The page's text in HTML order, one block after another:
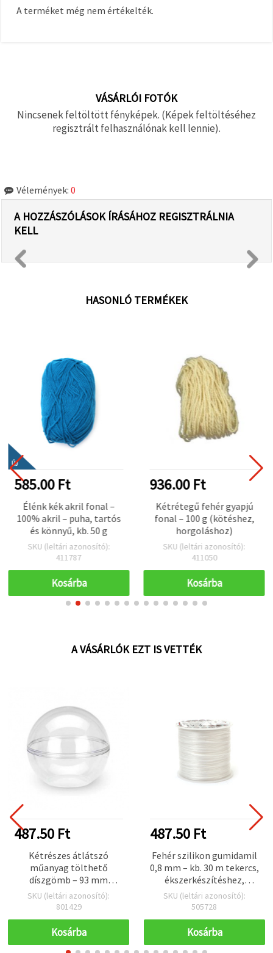
A terméket még nem értékelték.
VÁSÁRLÓI FOTÓK
Nincsenek feltöltött fényképek. (Képek feltöltéséhez
regisztrált felhasználónak kell lennie).
Vélemények: 0
A HOZZÁSZÓLÁSOK ÍRÁSÁHOZ REGISZTRÁLNIA
KELL
HASONLÓ TERMÉKEK
ÚJ
585.00 Ft
Élénk kék akril fonal –
100% akril – puha, tartós
és könnyű, kb. 50 g
SKU (leltári azonosító):
411787
Kosárba
936.00 Ft
Kétrétegű fehér gyapjú
fonal – 100 g (kötéshez,
horgoláshoz)
SKU (leltári azonosító):
411050
Kosárba
A VÁSÁRLÓK EZT IS VETTÉK
487.50 Ft
Kétrészes átlátszó
műanyag tölthető
díszgömb – 93 mm
átmérőjű, szétnyitható
gömb DIY kézműves és
karácsonyfa- és ünnepi
SKU (leltári azonosító):
801429
Kosárba
487.50 Ft
Fehér szilikon gumidamil
0,8 mm – kb. 30 m tekercs,
ékszerkészítéshez,
gyöngyfűzéshez és DIY
kézműves projektekhez
SKU (leltári azonosító):
505728
Kosárba